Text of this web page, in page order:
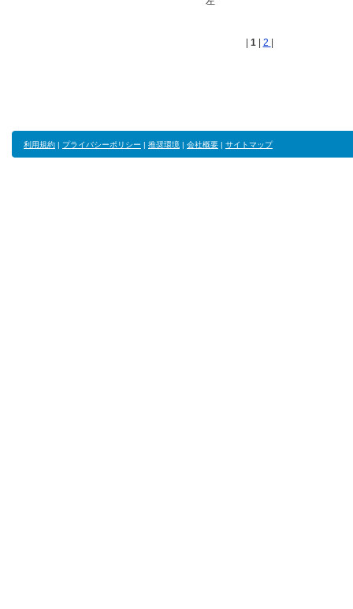
1 2
利用規約 | プライバシーポリシー | 推奨環境 | 会社概要 | サイトマップ